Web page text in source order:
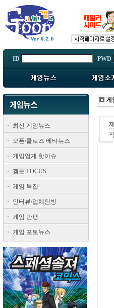
ID PWD
최신 게임뉴스
오픈/클로즈 베타뉴스
게임업계 핫이슈
겜툰 FOCUS
게임 특집
인터뷰/업체탐방
게임 만평
게임 포토뉴스
게